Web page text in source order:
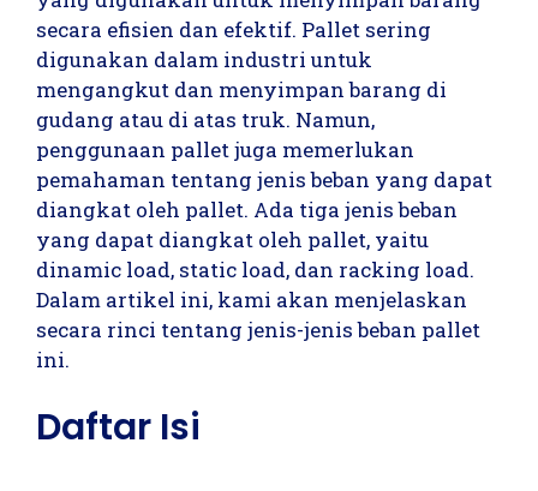
secara efisien dan efektif. Pallet sering
digunakan dalam industri untuk
mengangkut dan menyimpan barang di
gudang atau di atas truk. Namun,
penggunaan pallet juga memerlukan
pemahaman tentang jenis beban yang dapat
diangkat oleh pallet. Ada tiga jenis beban
yang dapat diangkat oleh pallet, yaitu
dinamic load, static load, dan racking load.
Dalam artikel ini, kami akan menjelaskan
secara rinci tentang jenis-jenis beban pallet
ini.
Daftar Isi